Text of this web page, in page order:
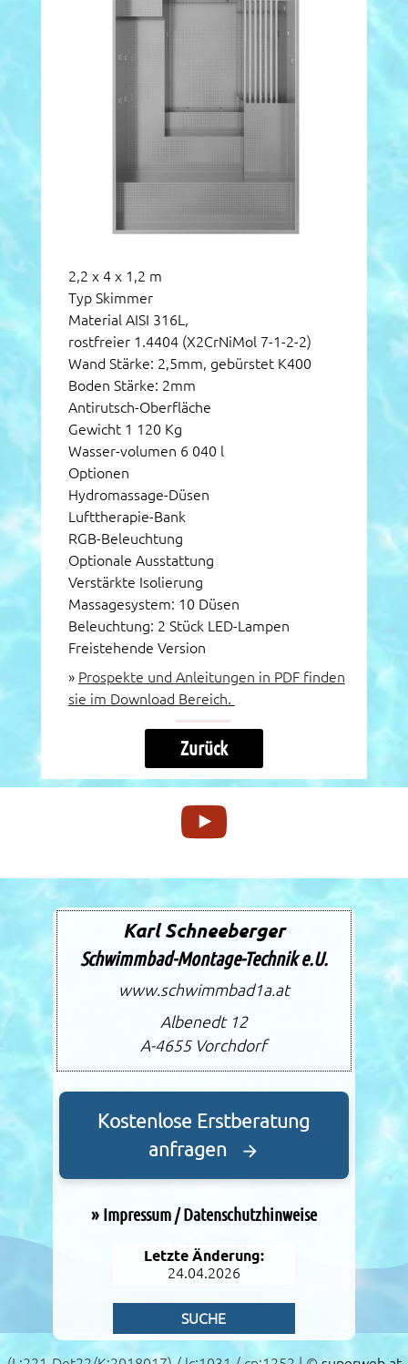
2,2 x 4 x 1,2 m
Typ Skimmer
Material AISI 316L,
rostfreier 1.4404 (X2CrNiMol 7-1-2-2)
Wand Stärke: 2,5mm, gebürstet K400
Boden Stärke: 2mm
Antirutsch-Oberfläche
Gewicht 1 120 Kg
Wasser-volumen 6 040 l
Optionen
Hydromassage-Düsen
Lufttherapie-Bank
RGB-Beleuchtung
Optionale Ausstattung
Verstärkte Isolierung
Massagesystem: 10 Düsen
Beleuchtung: 2 Stück LED-Lampen
Freistehende Version
» Prospekte und Anleitungen in PDF finden
sie im Download Bereich.
Zurück
Karl Schneeberger
Schwimmbad-Montage-Technik e.U.
www.schwimmbad1a.at
Albenedt 12
A-4655 Vorchdorf
Kostenlose Erstberatung
anfragen
» Impressum / Datenschutzhinweise
Letzte Änderung:
24.04.2026
SUCHE